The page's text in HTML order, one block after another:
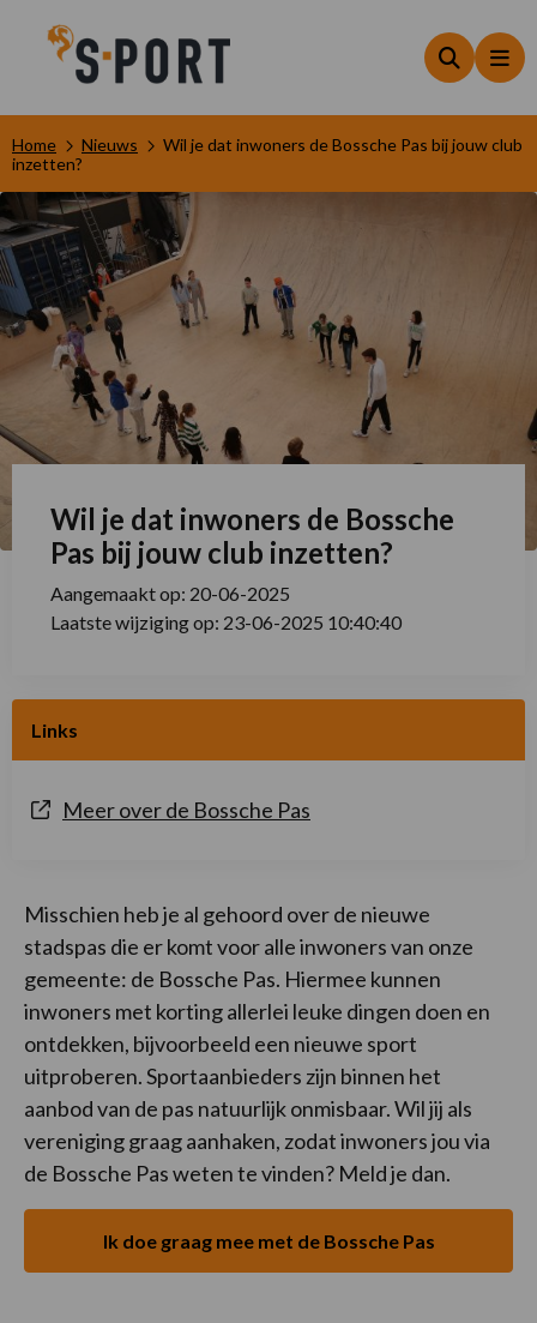
Zoeken
Home Nieuws
Wil je dat inwoners de Bossche Pas bij jouw club
inzetten?
Wil je dat inwoners de Bossche
Pas bij jouw club inzetten?
Aangemaakt op: 20-06-2025
Laatste wijziging op: 23-06-2025 10:40:40
Links
Meer over de Bossche Pas
Misschien heb je al gehoord over de nieuwe
stadspas die er komt voor alle inwoners van onze
gemeente: de Bossche Pas. Hiermee kunnen
inwoners met korting allerlei leuke dingen doen en
ontdekken, bijvoorbeeld een nieuwe sport
uitproberen. Sportaanbieders zijn binnen het
aanbod van de pas natuurlijk onmisbaar. Wil jij als
vereniging graag aanhaken, zodat inwoners jou via
de Bossche Pas weten te vinden? Meld je dan.
Ik doe graag mee met de Bossche Pas